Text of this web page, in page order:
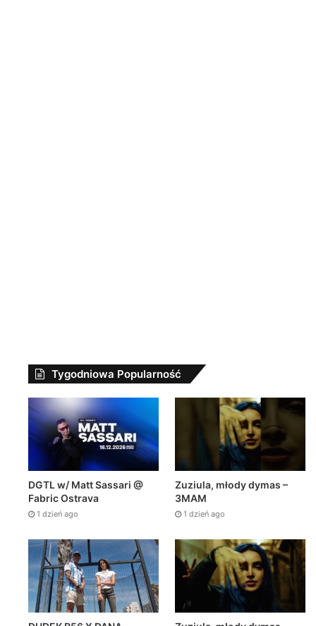
Tygodniowa Popularność
DGTL w/ Matt Sassari @
Fabric Ostrava
1 dzień ago
Zuziula, młody dymas –
3MAM
1 dzień ago